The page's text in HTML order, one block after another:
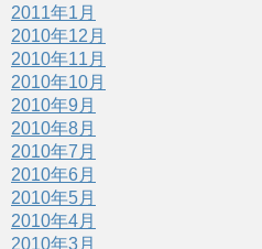
2011年1月
2010年12月
2010年11月
2010年10月
2010年9月
2010年8月
2010年7月
2010年6月
2010年5月
2010年4月
2010年3月